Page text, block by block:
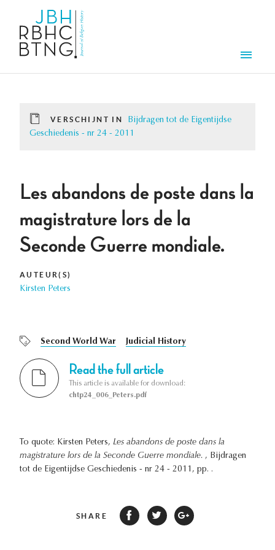
VERSCHIJNT IN
Bijdragen tot de Eigentijdse
Geschiedenis - nr 24 - 2011
Les abandons de poste dans la
magistrature lors de la
Seconde Guerre mondiale.
AUTEUR(S)
Kirsten Peters
Second World War Judicial History
Read the full article
This article is available for download:
chtp24_006_Peters.pdf
To quote: Kirsten Peters, Les abandons de poste dans la
magistrature lors de la Seconde Guerre mondiale. , Bijdragen
tot de Eigentijdse Geschiedenis - nr 24 - 2011, pp. .
SHARE